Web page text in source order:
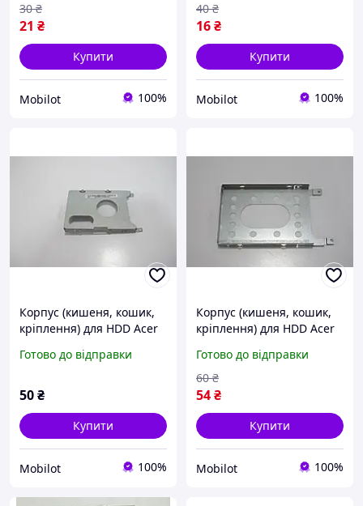
21 ₴
30 ₴
Купити
Mobilot 100%
16₴
40 ₴
Купити
Mobilot 100%
Корпус (кишеня, кошик,
кріплення) для HDD Acer
Готово до відправки
50₴
Купити
Mobilot 100%
Корпус (кишеня, кошик,
кріплення) для HDD Acer
Готово до відправки
54₴
60 ₴
Купити
Mobilot 100%